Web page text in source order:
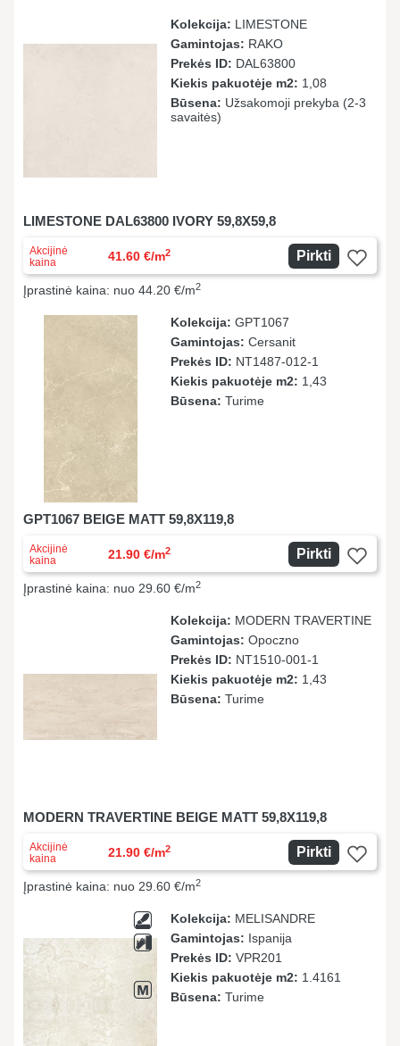
Kolekcija: LIMESTONE
Gamintojas: RAKO
Prekės ID: DAL63800
Kiekis pakuotėje m2: 1,08
Būsena: Užsakomoji prekyba (2-3
savaitės)
LIMESTONE DAL63800 IVORY 59,8X59,8
Akcijinė
kaina
41.60 €/m2 Pirkti
Įprastinė kaina: nuo 44.20 €/m2
Kolekcija: GPT1067
Gamintojas: Cersanit
Prekės ID: NT1487-012-1
Kiekis pakuotėje m2: 1,43
Būsena: Turime
GPT1067 BEIGE MATT 59,8X119,8
Akcijinė
kaina
21.90 €/m2 Pirkti
Įprastinė kaina: nuo 29.60 €/m2
Kolekcija: MODERN TRAVERTINE
Gamintojas: Opoczno
Prekės ID: NT1510-001-1
Kiekis pakuotėje m2: 1,43
Būsena: Turime
MODERN TRAVERTINE BEIGE MATT 59,8X119,8
Akcijinė
kaina
21.90 €/m2 Pirkti
Įprastinė kaina: nuo 29.60 €/m2
Kolekcija: MELISANDRE
Gamintojas: Ispanija
Prekės ID: VPR201
Kiekis pakuotėje m2: 1.4161
Būsena: Turime